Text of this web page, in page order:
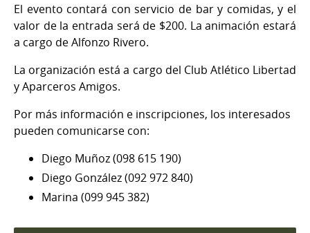
El evento contará con servicio de bar y comidas, y el
valor de la entrada será de $200. La animación estará
a cargo de Alfonzo Rivero.
La organización está a cargo del Club Atlético Libertad
y Aparceros Amigos.
Por más información e inscripciones, los interesados
pueden comunicarse con:
Diego Muñoz (098 615 190)
Diego González (092 972 840)
Marina (099 945 382)